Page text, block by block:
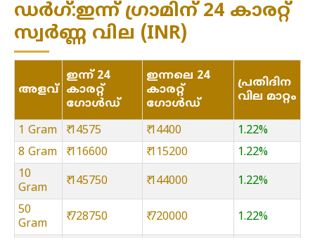
ഡർഗ്:ഇന്ന് ഗ്രാമിന് 24 കാരറ്റ്
സ്വർണ്ണ വില (INR)
അളവ്
ഇന്ന് 24
കാരറ്റ്
ഗോൾഡ്
ഇന്നലെ 24
കാരറ്റ്
ഗോൾഡ്
പ്രതിദിന
വില മാറ്റം
1 Gram ₹ 14575 ₹ 14400
1.22%
8 Gram
₹ 116600 ₹ 115200
1.22%
10
Gram
₹ 145750 ₹ 144000 1.22%
50
Gram
₹ 728750 ₹ 720000 1.22%